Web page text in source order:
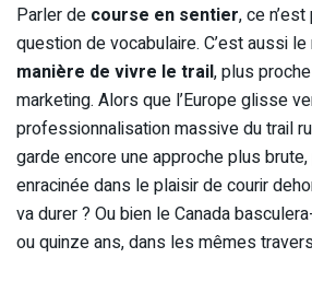
Parler de course en sentier, ce
question de vocabulaire. C’est aussi le
manière de vivre le trail, plus
marketing. Alors que l’Europe glisse
professionnalisation massive du trail
garde encore une approche plus
enracinée dans le plaisir de courir
va durer ? Ou bien le Canada
ou quinze ans, dans les mêmes